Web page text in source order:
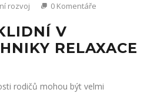
rozvoj 0 Komentáře
V
RELAXACE
rodičů mohou být velmi